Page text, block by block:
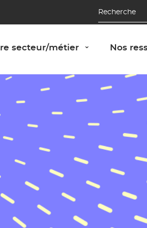
Recherche
le panneau "Nos solutions"
secteur/métier › Afficher le
Nos